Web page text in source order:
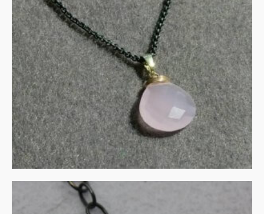
zilver met goud
€135.00
IN WINKELMAND